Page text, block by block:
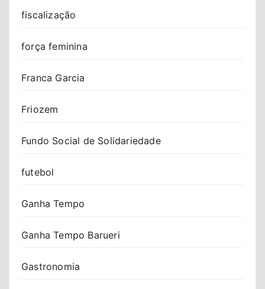
fiscalização
força feminina
Franca Garcia
Friozem
Fundo Social de Solidariedade
futebol
Ganha Tempo
Ganha Tempo Barueri
Gastronomia